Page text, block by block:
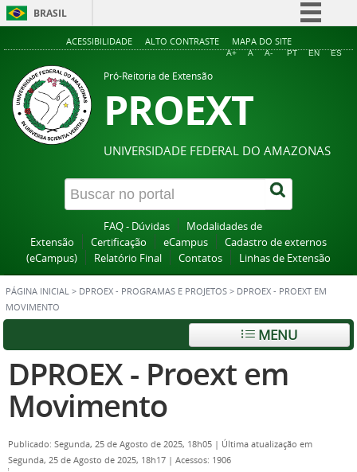
BRASIL
Simplifique!
Acesso à informação
ACESSIBILIDADE ALTO CONTRASTE MAPA DO SITE
A+ A A- PT EN ES
Pró-Reitoria de Extensão
PROEXT
UNIVERSIDADE FEDERAL DO AMAZONAS
FAQ - Dúvidas
Modalidades de
Extensão
Certificação eCampus
Cadastro de externos
(eCampus)
Relatório Final Contatos Linhas de Extensão
PÁGINA INICIAL > DPROEX - PROGRAMAS E PROJETOS > DPROEX - PROEXT EM
MOVIMENTO
MENU
DPROEX - Proext em
Movimento
Publicado: Segunda, 25 de Agosto de 2025, 18h05 | Última atualização em
Segunda, 25 de Agosto de 2025, 18h17 | Acessos: 1906